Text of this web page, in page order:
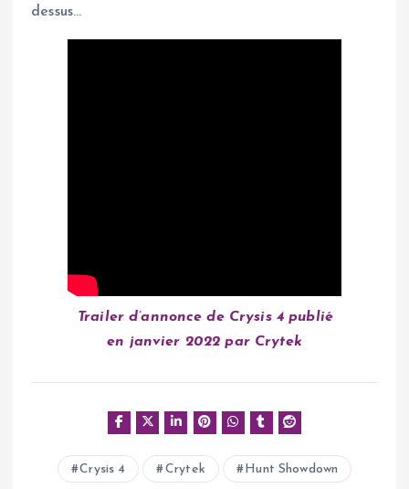
dessus…
Trailer d’annonce de Crysis 4 publié
en janvier 2022 par Crytek
Crysis 4 Crytek Hunt Showdown